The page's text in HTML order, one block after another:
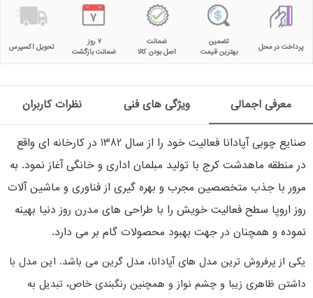
پرداخت در محل
تضمین
بهترین قیمت
ضمانت
اصل بودن کالا
۷ روز
ضمانت بازگشت
تحویل اکسپرس
معرفی اجمالی ویژگی های فنی نظرات کاربران
صنایع چوبی آپادانا فعالیت خود را از سال 1382 در کارخانه ای واقع
در منطقه ماهدشت کرج با تولید مبلمان اداری و خانگی آغاز نمود. به
مرور با جذب متخصصین مجرب و بهره گیری از فناوری و ماشین آلات
روز اروپا سطح فعالیت خویش را با طراحی های مدرن روز دنیا بهینه
نموده و همچنان در جهت بهبود محصولات گام بر می دارد.
یکی از پرفروش ترین مدل های آپادانا، مدل گرین می باشد. این مدل با
داشتن ظاهری زیبا و چشم نواز و همچنین رنگبندی خاص، تبدیل به